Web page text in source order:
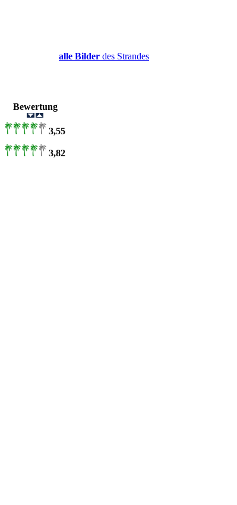
alle Bilder des Strandes
Bewertung
3,55
3,82